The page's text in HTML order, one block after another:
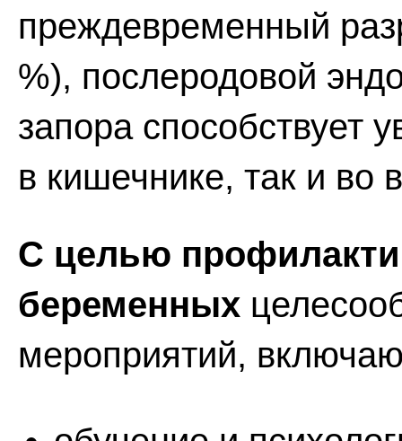
преждевременный
%), послеродовой
запора способствует
в кишечнике, так и во
С целью
беременных
мероприятий,